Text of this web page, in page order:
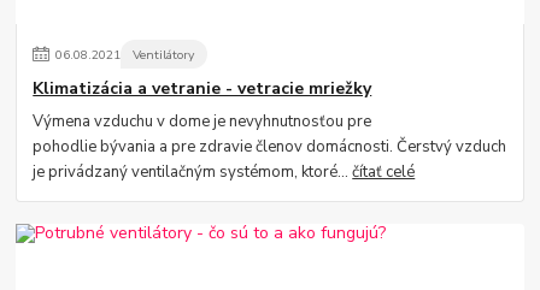
06.08.2021 Ventilátory
Klimatizácia a vetranie - vetracie mriežky
Výmena vzduchu v dome je nevyhnutnosťou pre
pohodlie bývania a pre zdravie členov domácnosti. Čerstvý vzduch
je privádzaný ventilačným systémom, ktoré...čítať celé